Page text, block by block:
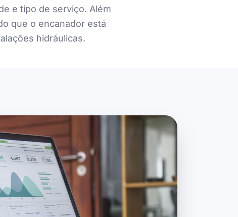
e tipo de serviço. Além
que o encanador está
hidráulicas.